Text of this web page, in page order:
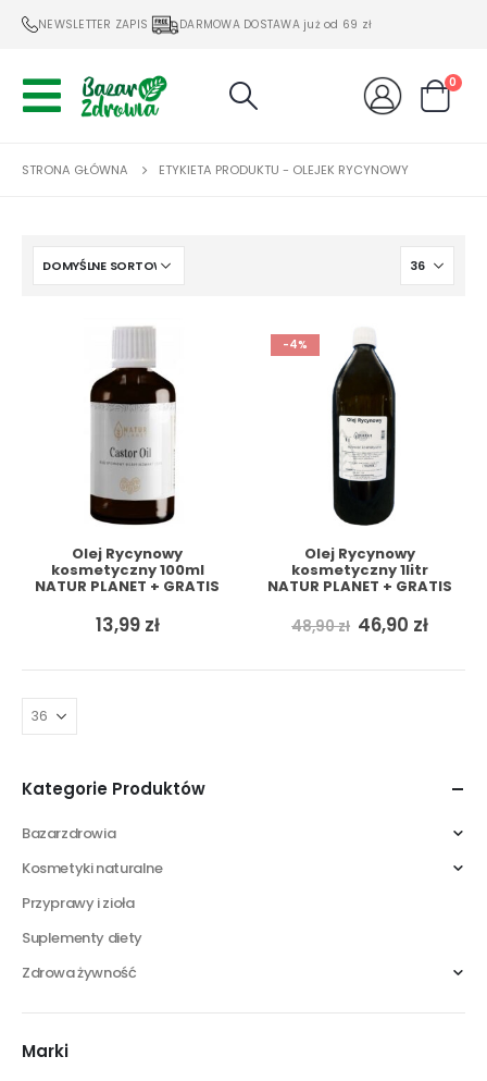
NEWSLETTER ZAPIS DARMOWA DOSTAWA już od 69 zł
0
STRONA GŁÓWNA ETYKIETA PRODUKTU - OLEJEK RYCYNOWY
Olej Rycynowy
kosmetyczny 100ml
NATUR PLANET + GRATIS
13,99 zł
-4%
Olej Rycynowy
kosmetyczny 1litr
NATUR PLANET + GRATIS
48,90zł Pierwotna
cena
48,90 zł.
46,90 zł
46,90
Kategorie Produktów
Bazarzdrowia
Kosmetyki naturalne
Przyprawy i zioła
Suplementy diety
Zdrowa żywność
Marki